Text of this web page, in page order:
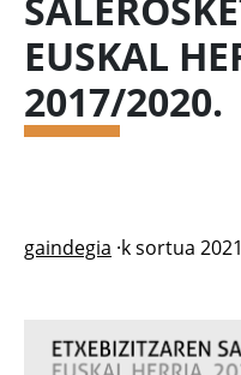
EUSKAL
2017/2020.
gaindegia ·k sortua